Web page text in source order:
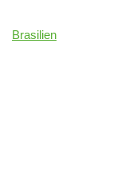
Brasilien